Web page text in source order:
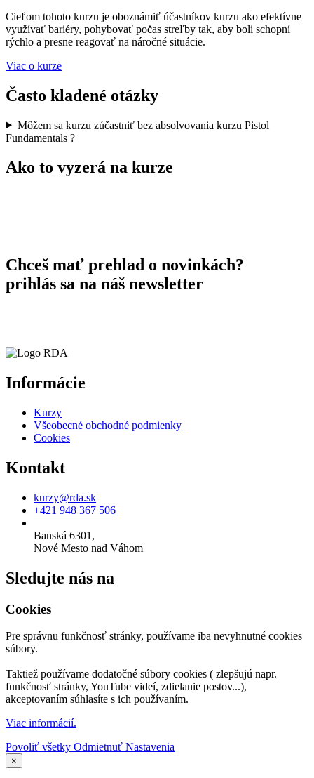
Cieľom tohoto kurzu je oboznámiť účastníkov kurzu ako efektívne
využívať bariéry, pohybovať počas streľby tak, aby boli schopní
rýchlo a presne reagovať na náročné situácie.
Viac o kurze
Často kladené otázky
Môžem sa kurzu zúčastniť bez absolvovania kurzu Pistol
Fundamentals ?
Ako to vyzerá na kurze
Chceš mať prehlad o novinkách?
prihlás sa na náš newsletter
Informácie
Kurzy
Všeobecné obchodné podmienky
Cookies
Kontakt
kurzy@rda.sk
+421 948 367 506
Banská 6301,
Nové Mesto nad Váhom
Sledujte nás na
Cookies
Pre správnu funkčnosť stránky, používame iba nevyhnutné cookies
súbory.
Taktiež používame dodatočné súbory cookies ( zlepšujú napr.
funkčnosť stránky, YouTube videí, zdielanie postov...),
akceptovaním súhlasíte s ich používaním.
Viac informácií.
Povoliť všetky Odmietnuť Nastavenia
×